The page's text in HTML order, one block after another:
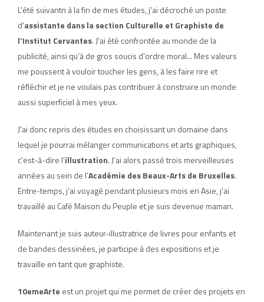
L'été suivantn à la fin de mes études, j'ai décroché un poste
d’assistante dans la section Culturelle et Graphiste de
l’Institut Cervantes. J'ai été confrontée au monde de la
publicité, ainsi qu’à de gros soucis d'ordre moral... Mes valeurs
me poussent à vouloir toucher les gens, à les faire rire et
réfléchir et je ne voulais pas contribuer à construire un monde
aussi superficiel à mes yeux.
J'ai donc repris des études en choisissant un domaine dans
lequel je pourrai mélanger communications et arts graphiques,
c'est-à-dire l’illustration. J’ai alors passé trois merveilleuses
années au sein de l’Académie des Beaux-Arts de Bruxelles.
Entre-temps, j’ai voyagé pendant plusieurs mois en Asie, j’ai
travaillé au Café Maison du Peuple et je suis devenue maman.
Maintenant je suis auteur-illustratrice de livres pour enfants et
de bandes dessinées, je participe à des expositions et je
travaille en tant que graphiste.
10emeArte est un projet qui me permet de créer des projets en